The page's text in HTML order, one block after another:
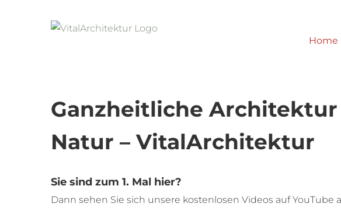
Home
Ganzheitliche Architektur
Natur – VitalArchitektur
Sie sind zum 1. Mal hier?
Dann sehen Sie sich unsere kostenlosen Videos auf YouTube